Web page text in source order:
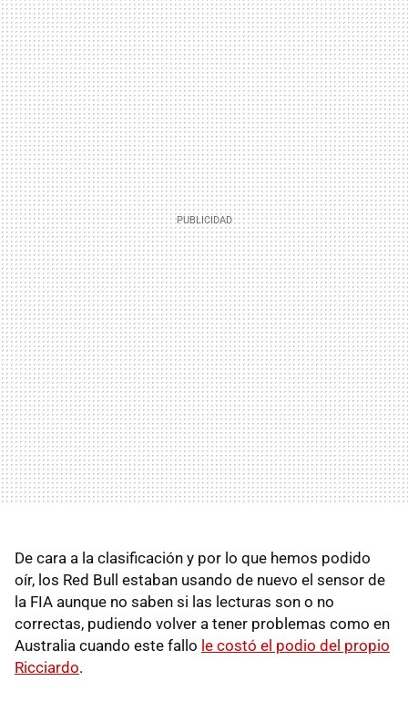
De cara a la clasificación y por lo que hemos podido
oír, los Red Bull estaban usando de nuevo el sensor de
la FIA aunque no saben si las lecturas son o no
correctas, pudiendo volver a tener problemas como en
Australia cuando este fallo le costó el podio del propio
Ricciardo.